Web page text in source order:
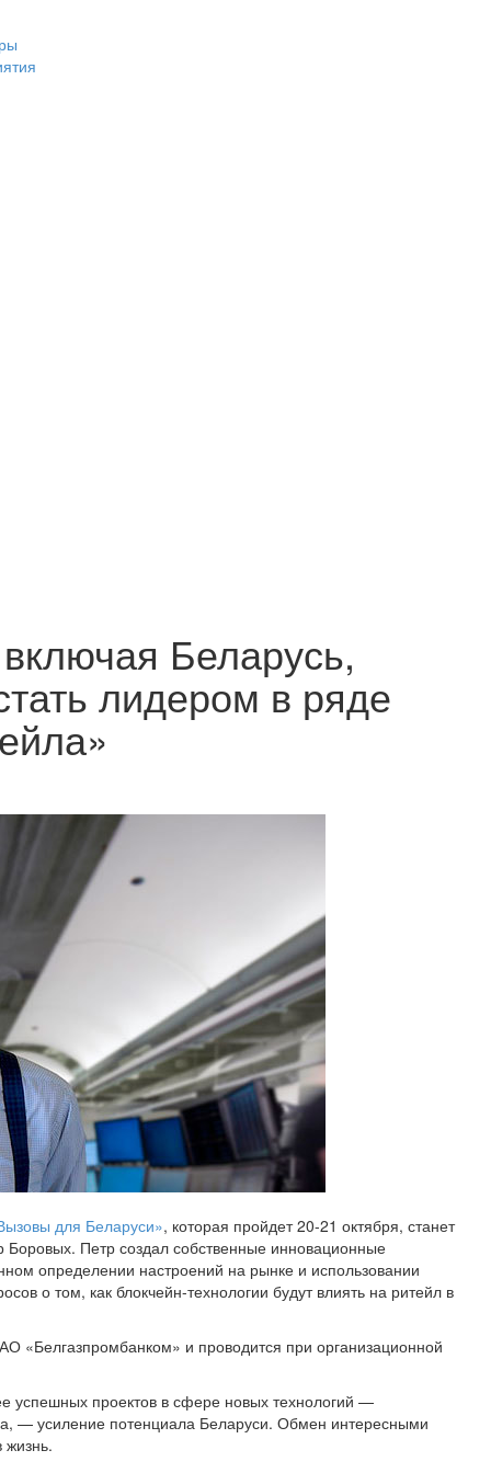
Беларусь,
лидером в ряде
для Беларуси», которая пройдет 20-21 октября, станет
Боровых. Петр создал собственные инновационные
определении настроений на рынке и использовании
о том, как блокчейн-технологии будут влиять на ритейл в
«Белгазпромбанком» и проводится при организационной
успешных проектов в сфере новых технологий —
— усиление потенциала Беларуси. Обмен интересными
жизнь.